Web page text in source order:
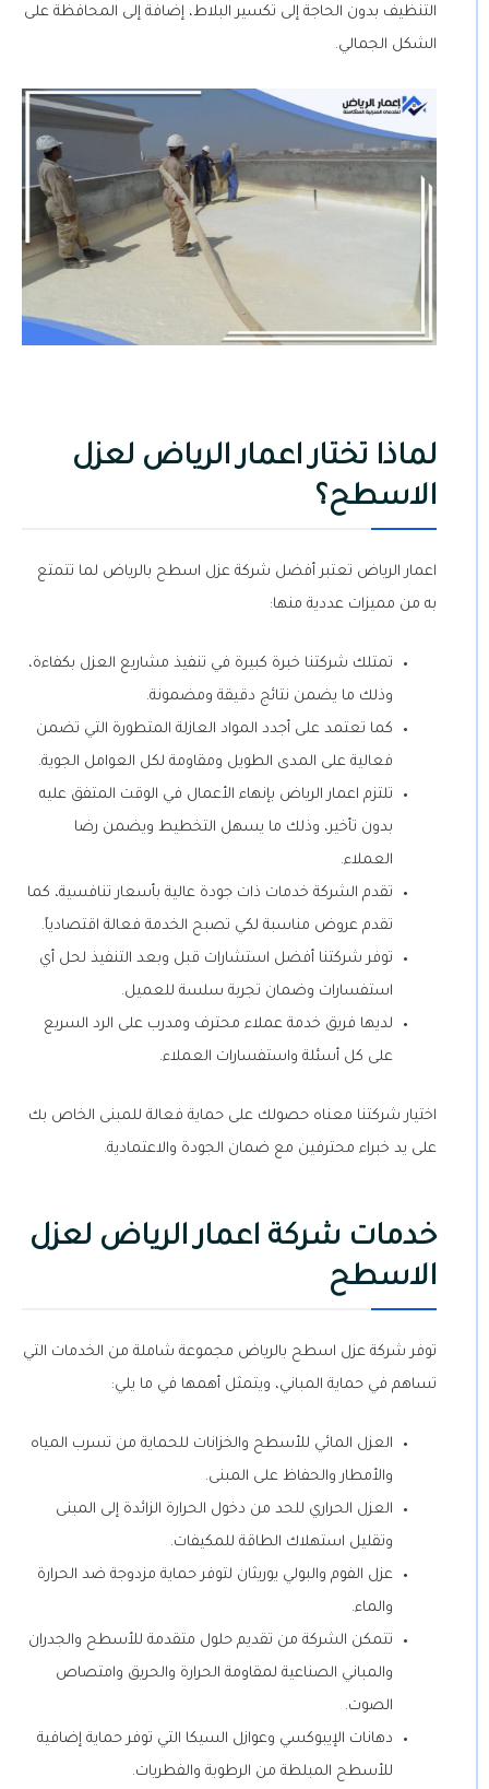
التنظيف بدون الحاجة إلى تكسير البلاط، إضافة إلى المحافظة على
الشكل الجمالي.
لماذا تختار اعمار الرياض لعزل
الاسطح؟
اعمار الرياض تعتبر أفضل شركة عزل اسطح بالرياض لما تتمتع
به من مميزات عددية منها:
تمتلك شركتنا خبرة كبيرة في تنفيذ مشاريع العزل بكفاءة،
وذلك ما يضمن نتائج دقيقة ومضمونة.
كما تعتمد على أجدد المواد العازلة المتطورة التي تضمن
فعالية على المدى الطويل ومقاومة لكل العوامل الجوية.
تلتزم اعمار الرياض بإنهاء الأعمال في الوقت المتفق عليه
بدون تأخير، وذلك ما يسهل التخطيط ويضمن رضا
العملاء.
تقدم الشركة خدمات ذات جودة عالية بأسعار تنافسية، كما
تقدم عروض مناسبة لكي تصبح الخدمة فعالة اقتصادياً.
توفر شركتنا أفضل استشارات قبل وبعد التنفيذ لحل أي
استفسارات وضمان تجربة سلسة للعميل.
لديها فريق خدمة عملاء محترف ومدرب على الرد السريع
على كل أسئلة واستفسارات العملاء.
اختيار شركتنا معناه حصولك على حماية فعالة للمبنى الخاص بك
على يد خبراء محترفين مع ضمان الجودة والاعتمادية.
خدمات شركة اعمار الرياض لعزل
الاسطح
توفر شركة عزل اسطح بالرياض مجموعة شاملة من الخدمات التي
تساهم في حماية المباني، ويتمثل أهمها في ما يلي:
العزل المائي للأسطح والخزانات للحماية من تسرب المياه
والأمطار والحفاظ على المبنى.
العزل الحراري للحد من دخول الحرارة الزائدة إلى المبنى
وتقليل استهلاك الطاقة للمكيفات.
عزل الفوم والبولي يوريثان لتوفر حماية مزدوجة ضد الحرارة
والماء.
تتمكن الشركة من تقديم حلول متقدمة للأسطح والجدران
والمباني الصناعية لمقاومة الحرارة والحريق وامتصاص
الصوت.
دهانات الإيبوكسي وعوازل السيكا التي توفر حماية إضافية
للأسطح المبلطة من الرطوبة والفطريات.